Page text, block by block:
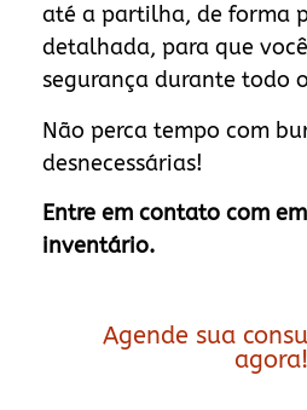
até a partilha, de forma
detalhada, para que
segurança durante todo
Não perca tempo com
desnecessárias!
Entre em contato com
inventário.
Agende sua
agora!